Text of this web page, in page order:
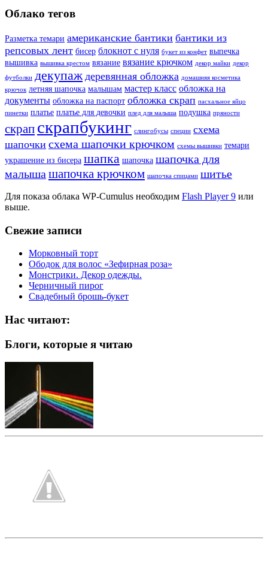
Облако тегов
Разметка темари американские бантики бантики из
репсовых лент бисер блокнот с нуля букет из конфет выпечка
вышивка вышивка крестом вязание вязание крючком декор майки декор
футболки декупаж деревянная обложка домашняя косметика
крючок летняя шапочка малышам мастер класс обложка на
документы обложка на паспорт обложка скрап пасхальное яйцо
пинетки платье платье для девочки плед для малыша подушка пряности
скрап скрапбукинг слингобусы специи схема
шапочки схема шапочки крючком схемы вышивки темари
украшение из бисера шапка шапочка шапочка для
малыша шапочка крючком шапочка спицами шитье
Для показа облака WP-Cumulus необходим Flash Player 9 или
выше.
Свежие записи
Морковный торт
Ободок для волос «Зефирная роза»
Монстрики. Декор одежды.
Черничный пирог
Свадебный брошь-букет
Нас читают:
Блоги, которые я читаю